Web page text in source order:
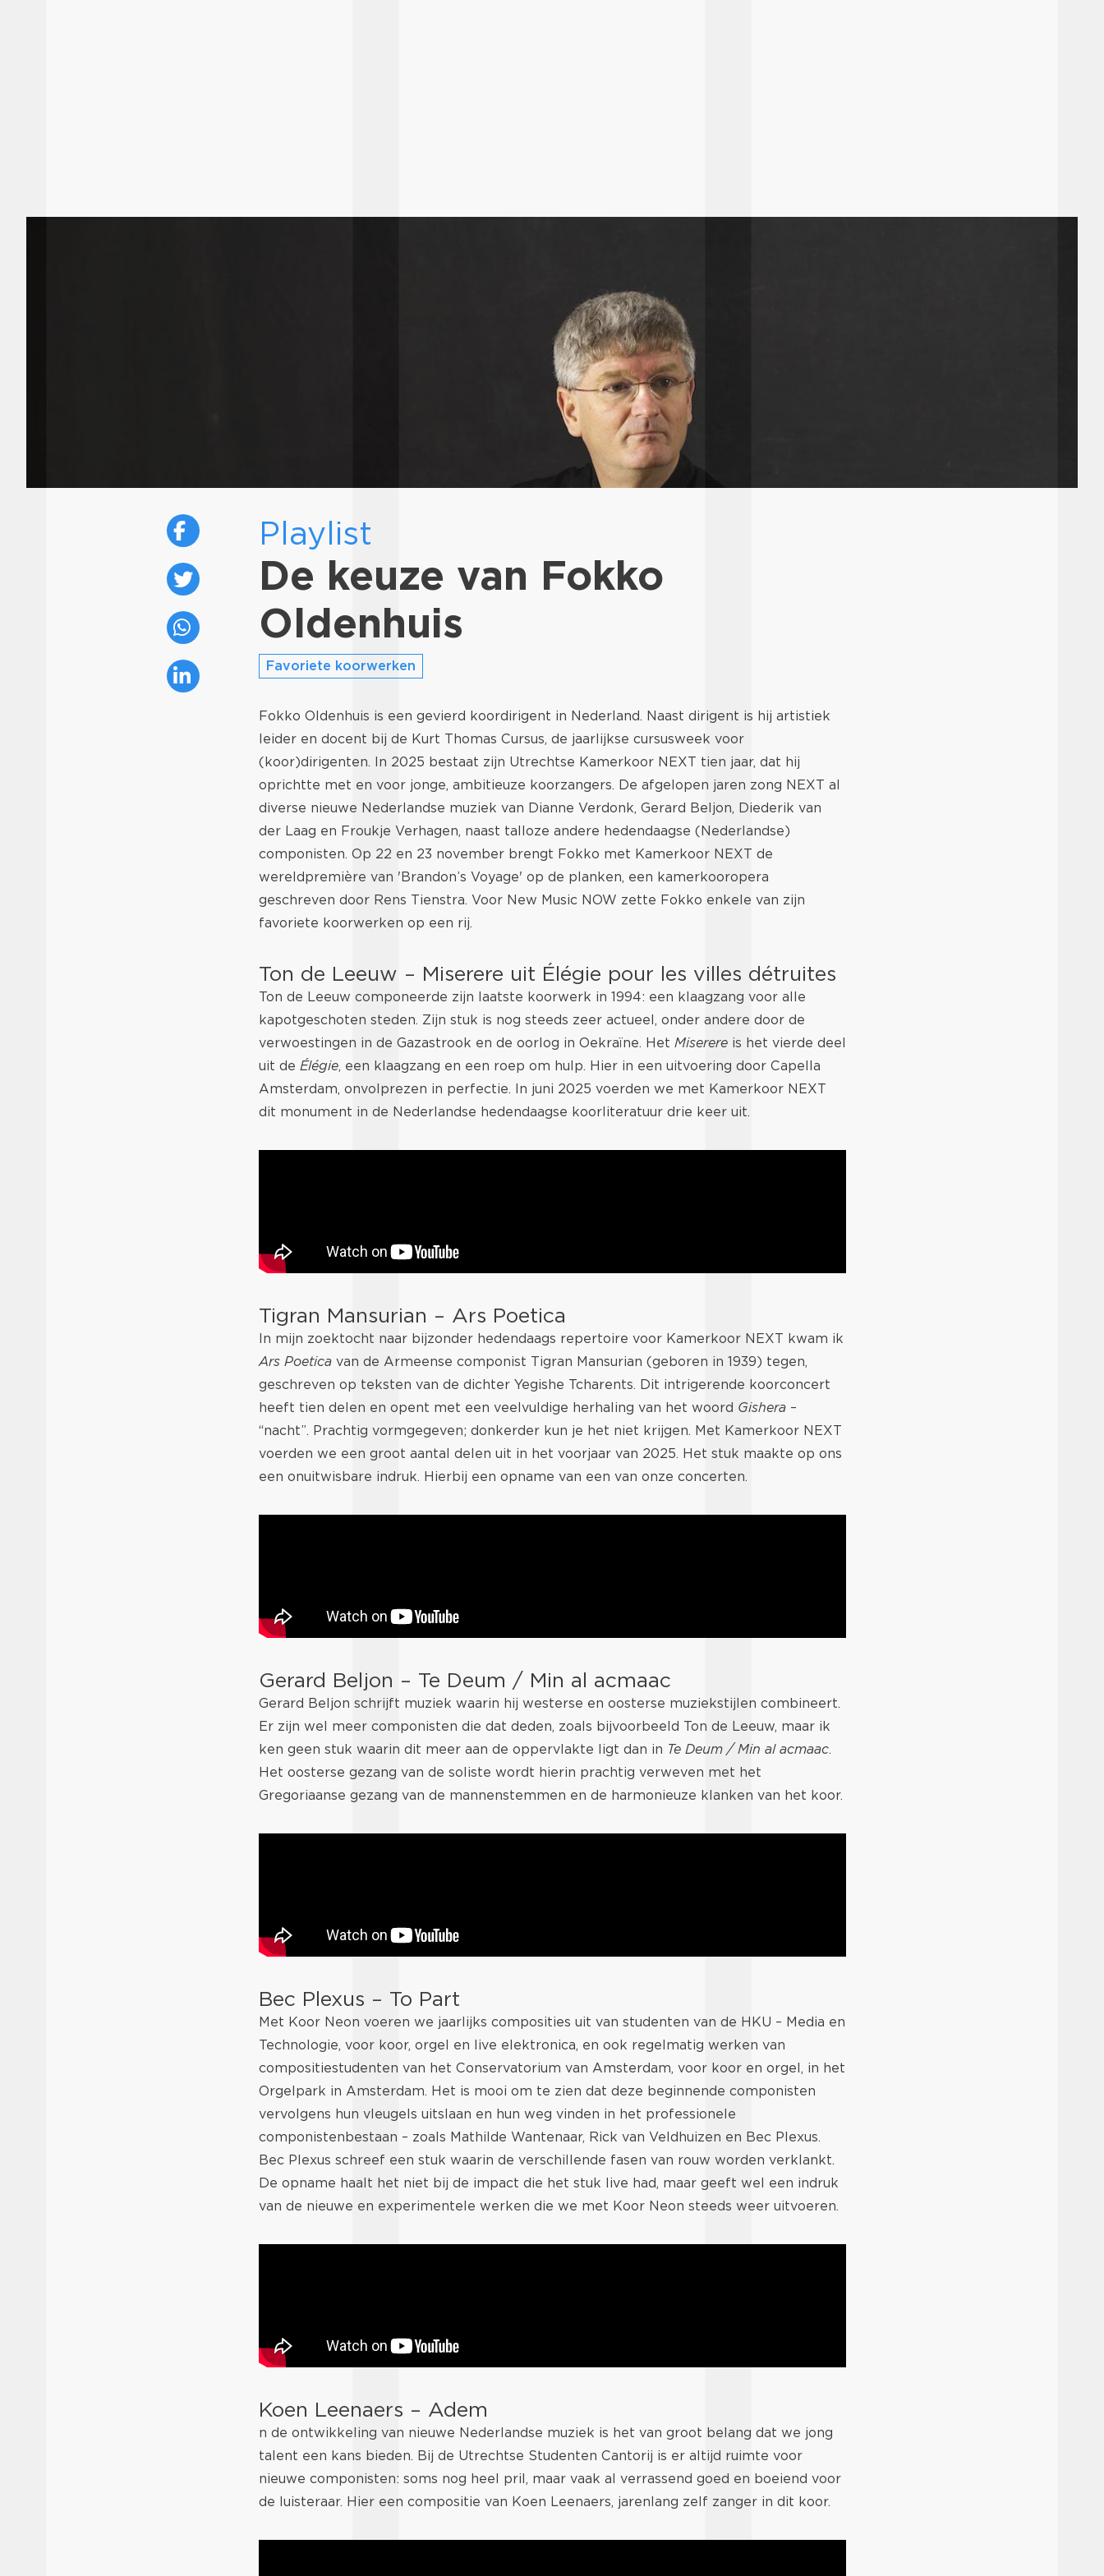
Playlist
De keuze van Fokko
Oldenhuis
Favoriete koorwerken
Fokko Oldenhuis is een gevierd koordirigent in Nederland. Naast dirigent is hij artistiek
leider en docent bij de Kurt Thomas Cursus, de jaarlijkse cursusweek voor
(koor)dirigenten. In 2025 bestaat zijn Utrechtse Kamerkoor NEXT tien jaar, dat hij
oprichtte met en voor jonge, ambitieuze koorzangers. De afgelopen jaren zong NEXT al
diverse nieuwe Nederlandse muziek van Dianne Verdonk, Gerard Beljon, Diederik van
der Laag en Froukje Verhagen, naast talloze andere hedendaagse (Nederlandse)
componisten. Op 22 en 23 november brengt Fokko met Kamerkoor NEXT de
wereldpremière van 'Brandon’s Voyage' op de planken, een kamerkooropera
geschreven door Rens Tienstra. Voor New Music NOW zette Fokko enkele van zijn
favoriete koorwerken op een rij.
Ton de Leeuw – Miserere uit Élégie pour les villes détruites
Ton de Leeuw componeerde zijn laatste koorwerk in 1994: een klaagzang voor alle
kapotgeschoten steden. Zijn stuk is nog steeds zeer actueel, onder andere door de
verwoestingen in de Gazastrook en de oorlog in Oekraïne. Het Miserereis het vierde deel
uit de Élégie, een klaagzang en een roep om hulp. Hier in een uitvoering door Capella
Amsterdam, onvolprezen in perfectie. In juni 2025 voerden we met Kamerkoor NEXT
dit monument in de Nederlandse hedendaagse koorliteratuur drie keer uit.
Tigran Mansurian – Ars Poetica
In mijn zoektocht naar bijzonder hedendaags repertoire voor Kamerkoor NEXT kwam ik
Ars Poeticavan de Armeense componist Tigran Mansurian (geboren in 1939) tegen,
geschreven op teksten van de dichter Yegishe Tcharents. Dit intrigerende koorconcert
heeft tien delen en opent met een veelvuldige herhaling van het woord Gishera–
“nacht”. Prachtig vormgegeven; donkerder kun je het niet krijgen. Met Kamerkoor NEXT
voerden we een groot aantal delen uit in het voorjaar van 2025. Het stuk maakte op ons
een onuitwisbare indruk. Hierbij een opname van een van onze concerten.
Gerard Beljon – Te Deum / Min al acmaac
Gerard Beljon schrijft muziek waarin hij westerse en oosterse muziekstijlen combineert.
Er zijn wel meer componisten die dat deden, zoals bijvoorbeeld Ton de Leeuw, maar ik
ken geen stuk waarin dit meer aan de oppervlakte ligt dan in Te Deum / Min al acmaac.
Het oosterse gezang van de soliste wordt hierin prachtig verweven met het
Gregoriaanse gezang van de mannenstemmen en de harmonieuze klanken van het koor.
Bec Plexus – To Part
Met Koor Neon voeren we jaarlijks composities uit van studenten van de HKU – Media en
Technologie, voor koor, orgel en live elektronica, en ook regelmatig werken van
compositiestudenten van het Conservatorium van Amsterdam, voor koor en orgel, in het
Orgelpark in Amsterdam. Het is mooi om te zien dat deze beginnende componisten
vervolgens hun vleugels uitslaan en hun weg vinden in het professionele
componistenbestaan – zoals Mathilde Wantenaar, Rick van Veldhuizen en Bec Plexus.
Bec Plexus schreef een stuk waarin de verschillende fasen van rouw worden verklankt.
De opname haalt het niet bij de impact die het stuk live had, maar geeft wel een indruk
van de nieuwe en experimentele werken die we met Koor Neon steeds weer uitvoeren.
Koen Leenaers – Adem
n de ontwikkeling van nieuwe Nederlandse muziek is het van groot belang dat we jong
talent een kans bieden. Bij de Utrechtse Studenten Cantorij is er altijd ruimte voor
nieuwe componisten: soms nog heel pril, maar vaak al verrassend goed en boeiend voor
de luisteraar. Hier een compositie van Koen Leenaers, jarenlang zelf zanger in dit koor.